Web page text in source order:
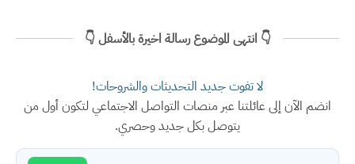
👇 انتهى الموضوع رسالة اخيرة بالأسفل 👇
لا تفوت جديد التحديثات والشروحات!
انضم الآن إلى عائلتنا عبر منصات التواصل الاجتماعي لتكون أول من
يتوصل بكل جديد وحصري.